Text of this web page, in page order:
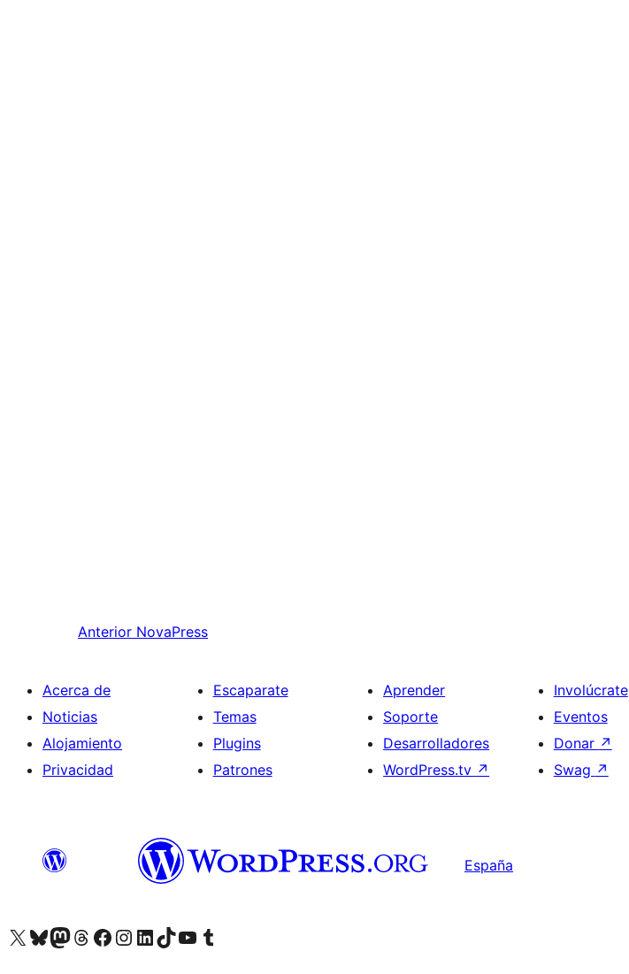
Anterior NovaPress
Acerca de
Noticias
Alojamiento
Privacidad
Escaparate
Temas
Plugins
Patrones
Aprender
Soporte
Desarrolladores
WordPress.tv ↗
Involúcrate
Eventos
Donar ↗
Swag ↗
España
Visita nuestra cuenta de X (anteriormente Twitter)
Visita nuestra cuenta de Bluesky
Visita nuestra cuenta de Mastodon
Visita nuestra cuenta de Threads
Visita nuestra página de Facebook
Visita nuestra cuenta de Instagram
Visita nuestra cuenta de LinkedIn
Visita nuestra cuenta de TikTok
Visita nuestro canal de YouTube
Visita nuestra cuenta de Tumblr